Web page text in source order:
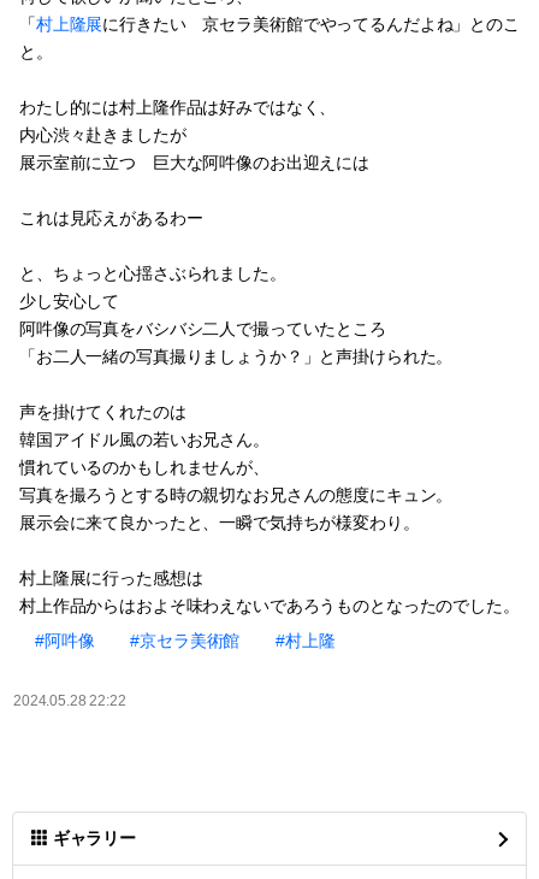
「村上隆展に行きたい 京セラ美術館でやってるんだよね」とのこ
と。
わたし的には村上隆作品は好みではなく、
内心渋々赴きましたが
展示室前に立つ 巨大な阿吽像のお出迎えには
これは見応えがあるわー
と、ちょっと心揺さぶられました。
少し安心して
阿吽像の写真をバシバシ二人で撮っていたところ
「お二人一緒の写真撮りましょうか？」と声掛けられた。
声を掛けてくれたのは
韓国アイドル風の若いお兄さん。
慣れているのかもしれませんが、
写真を撮ろうとする時の親切なお兄さんの態度にキュン。
展示会に来て良かったと、一瞬で気持ちが様変わり。
村上隆展に行った感想は
村上作品からはおよそ味わえないであろうものとなったのでした。
#阿吽像
#京セラ美術館 #村上隆
2024.05.28 22:22
ギャラリー